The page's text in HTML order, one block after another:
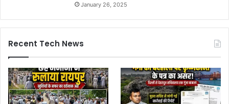
January 26, 2025
Recent Tech News